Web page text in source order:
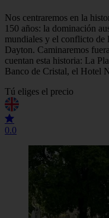
Nos centraremos en la
150 años: la dominación
mundiales y el conflicto de
Dayton. Caminaremos
cuentan esta historia: La
Banco de Cristal, el Hotel
Tú eliges el precio
0.0